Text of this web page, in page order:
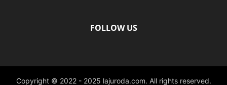
FOLLOW US
Copyright © 2022 - 2025 lajuroda.com. All rights reserved.